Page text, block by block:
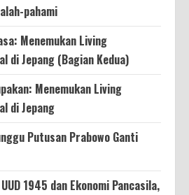
pahami
Menemukan Living
di Jepang (Bagian Kedua)
Menemukan Living
di Jepang
Putusan Prabowo Ganti
1945 dan Ekonomi Pancasila,